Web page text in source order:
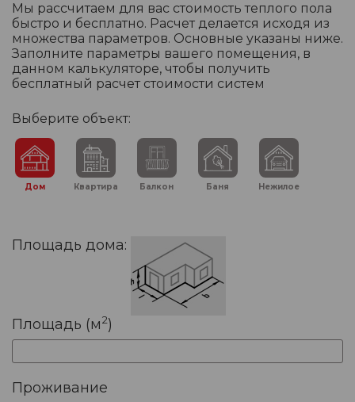
Мы рассчитаем для вас стоимость теплого пола
быстро и бесплатно. Расчет делается исходя из
множества параметров. Основные указаны ниже.
Заполните параметры вашего помещения, в
данном калькуляторе, чтобы получить
бесплатный расчет стоимости систем
Выберите объект:
Дом Квартира Балкон Баня Нежилое
Площадь дома:
Площадь (м2)
Проживание